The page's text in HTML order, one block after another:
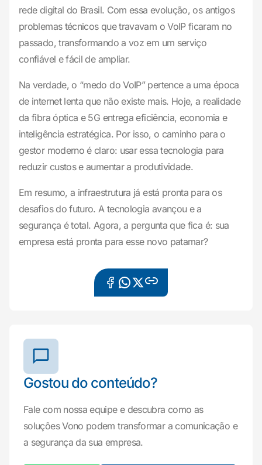
rede digital do Brasil. Com essa evolução, os antigos
problemas técnicos que travavam o VoIP ficaram no
passado, transformando a voz em um serviço
confiável e fácil de ampliar.
Na verdade, o “medo do VoIP” pertence a uma época
de internet lenta que não existe mais. Hoje, a realidade
da fibra óptica e 5G entrega eficiência, economia e
inteligência estratégica. Por isso, o caminho para o
gestor moderno é claro: usar essa tecnologia para
reduzir custos e aumentar a produtividade.
Em resumo, a infraestrutura já está pronta para os
desafios do futuro. A tecnologia avançou e a
segurança é total. Agora, a pergunta que fica é: sua
empresa está pronta para esse novo patamar?
Gostou do conteúdo?
Fale com nossa equipe e descubra como as
soluções Vono podem transformar a comunicação e
a segurança da sua empresa.